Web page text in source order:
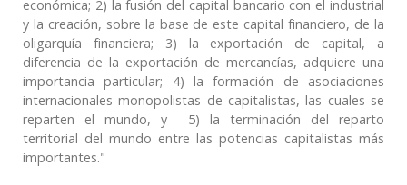
económica; 2) la fusión del capital bancario con el industrial
y la creación, sobre la base de este capital financiero, de la
oligarquía financiera; 3) la exportación de capital, a
diferencia de la exportación de mercancías, adquiere una
importancia particular; 4) la formación de asociaciones
internacionales monopolistas de capitalistas, las cuales se
reparten el mundo, y 5) la terminación del reparto
territorial del mundo entre las potencias capitalistas más
importantes."